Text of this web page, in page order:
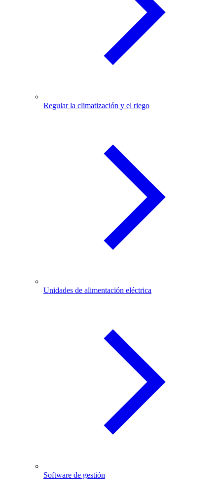
Regular la climatización y el riego
Unidades de alimentación eléctrica
Software de gestión